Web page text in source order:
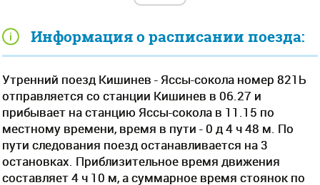
Информация о расписании поезда:
Утренний поезд Кишинев - Яссы-сокола номер 821Ь
отправляется со станции Кишинев в 06.27 и
прибывает на станцию Яссы-сокола в 11.15 по
местному времени, время в пути - 0 д 4 ч 48 м. По
пути следования поезд останавливается на 3
остановках. Приблизительное время движения
составляет 4 ч 10 м, а суммарное время стоянок по